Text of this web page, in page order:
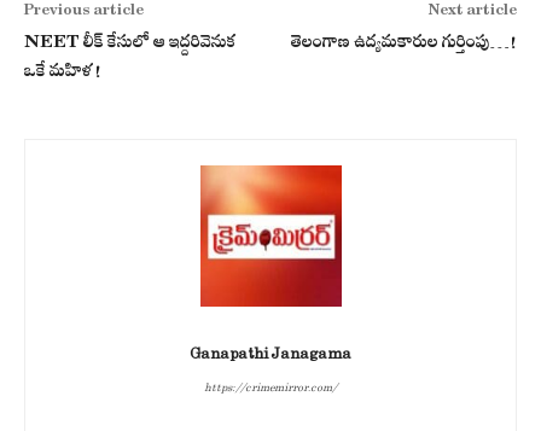
Previous article
NEET లీక్ కేసులో ఆ ఇద్దరివెనుక
ఒకే మహిళ!
Next article
తెలంగాణ ఉద్యమకారుల గుర్తింపు…!
Ganapathi Janagama
https://crimemirror.com/